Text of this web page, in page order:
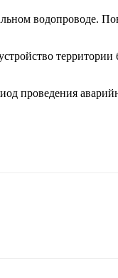
водопроводе.
территории
проведения